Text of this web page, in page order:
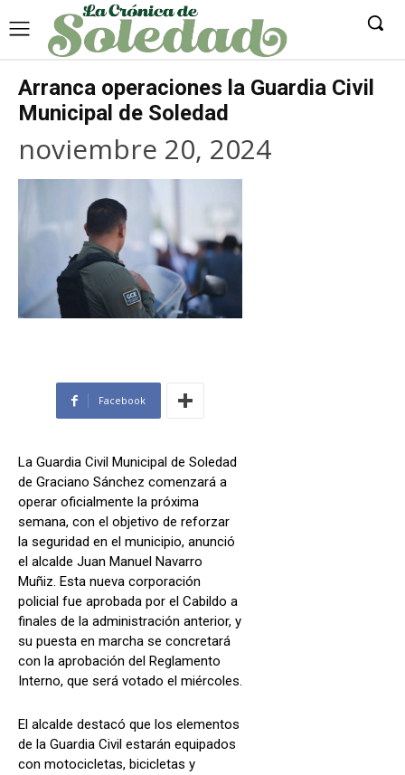
Arranca operaciones la Guardia Civil
Municipal de Soledad
noviembre 20, 2024
Facebook
La Guardia Civil Municipal de Soledad
de Graciano Sánchez comenzará a
operar oficialmente la próxima
semana, con el objetivo de reforzar
la seguridad en el municipio, anunció
el alcalde Juan Manuel Navarro
Muñiz. Esta nueva corporación
policial fue aprobada por el Cabildo a
finales de la administración anterior, y
su puesta en marcha se concretará
con la aprobación del Reglamento
Interno, que será votado el miércoles.
El alcalde destacó que los elementos
de la Guardia Civil estarán equipados
con motocicletas, bicicletas y